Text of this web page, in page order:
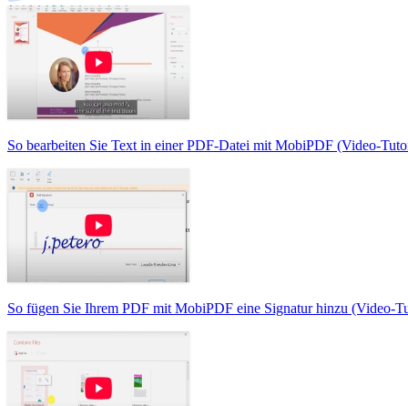
So bearbeiten Sie Text in einer PDF-Datei mit MobiPDF (Video-
So fügen Sie Ihrem PDF mit MobiPDF eine Signatur hinzu (Video-